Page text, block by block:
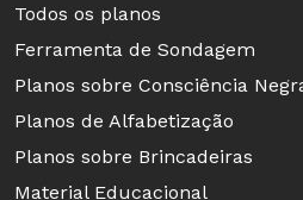
Todos os planos
Ferramenta de Sondagem
Planos sobre Consciência
Planos de Alfabetização
Planos sobre Brincadeiras
Material Educacional